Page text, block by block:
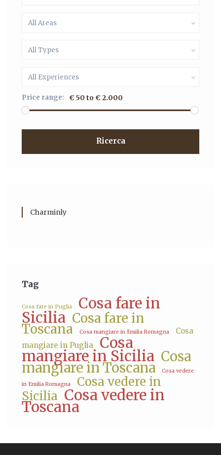
All Areas
All Types
All Experiences
Price range: € 50 to € 2.000
Ricerca
Charminly
Tag
Cosa fare in Puglia Cosa fare in
Sicilia Cosa fare in
Toscana Cosa mangiare in Emilia Romagna
Cosa
mangiare in Puglia
Cosa
mangiare in Sicilia Cosa
mangiare in Toscana Cosa vedere
in Emilia Romagna
Cosa vedere in
Sicilia Cosa vedere in
Toscana